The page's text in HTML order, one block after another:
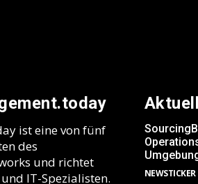
ist eine von fünf
des
und richtet
IT-Spezialisten.
NEWSTICKER